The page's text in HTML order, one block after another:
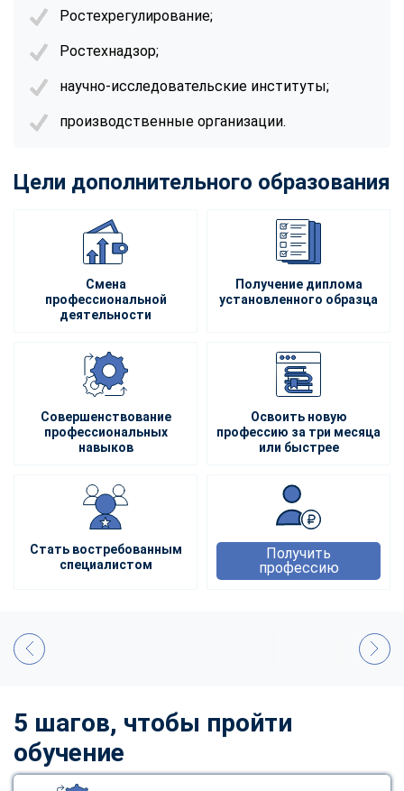
Ростехрегулирование;
Ростехнадзор;
научно-исследовательские институты;
производственные организации.
Цели дополнительного образования
Смена
профессиональной
деятельности
Получение диплома
установленного образца
Совершенствование
профессиональных
навыков
Освоить новую
профессию за три месяца
или быстрее
Стать востребованным
специалистом
Получить
профессию
5 шагов, чтобы пройти
обучение